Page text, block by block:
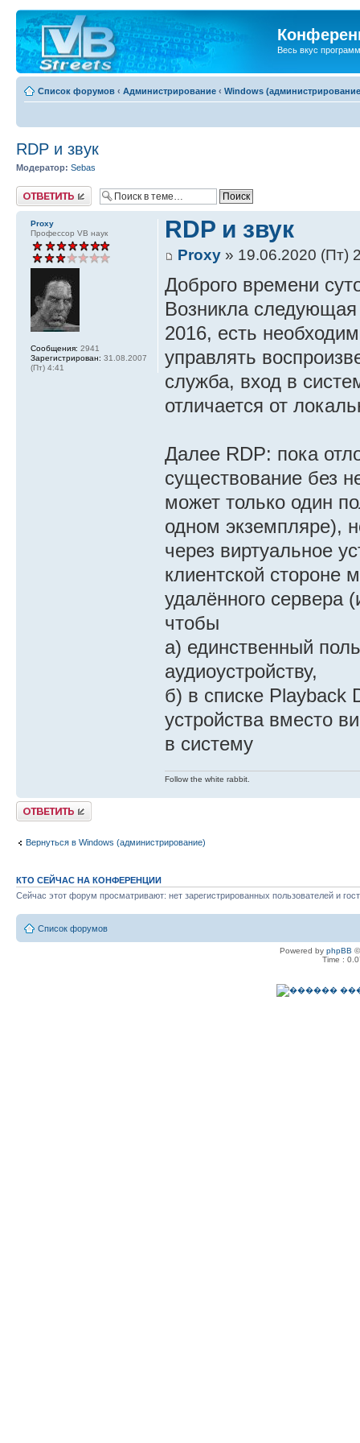
Весь вкус
Список форумов ‹ Администрирование ‹ Windows
RDP и звук
Модератор: Sebas
Ответить
Proxy
Профессор VB наук
Сообщения: 2941
Зарегистрирован: 31.08.2007
(Пт) 4:41
RDP и звук
Proxy» 19.06.2020 (Пт)
Доброго времени
Возникла следующая
2016, есть
управлять
служба, вход в
отличается от
Далее RDP: пока
существование без
может только один
одном экземпляре),
через виртуальное
клиентской стороне
удалённого сервера
чтобы
а) единственный
аудиоустройству,
б) в списке Playback
устройства вместо
в систему
Follow the white rabbit.
Ответить
Вернуться в Windows (администрирование)
КТО СЕЙЧАС НА КОНФЕРЕНЦИИ
Сейчас этот форум просматривают: нет зарегистрированных пользователей и
Список форумов
Powered by phpBB
Time :